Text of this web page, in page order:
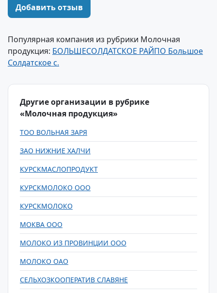
Добавить отзыв
Популярная компания из рубрики Молочная
продукция: БОЛЬШЕСОЛДАТСКОЕ РАЙПО Большое
Солдатское с.
Другие организации в рубрике
«Молочная продукция»
ТОО ВОЛЬНАЯ ЗАРЯ
ЗАО НИЖНИЕ ХАЛЧИ
КУРСКМАСЛОПРОДУКТ
КУРСКМОЛОКО ООО
КУРСКМОЛОКО
МОКВА ООО
МОЛОКО ИЗ ПРОВИНЦИИ ООО
МОЛОКО ОАО
СЕЛЬХОЗКООПЕРАТИВ СЛАВЯНЕ